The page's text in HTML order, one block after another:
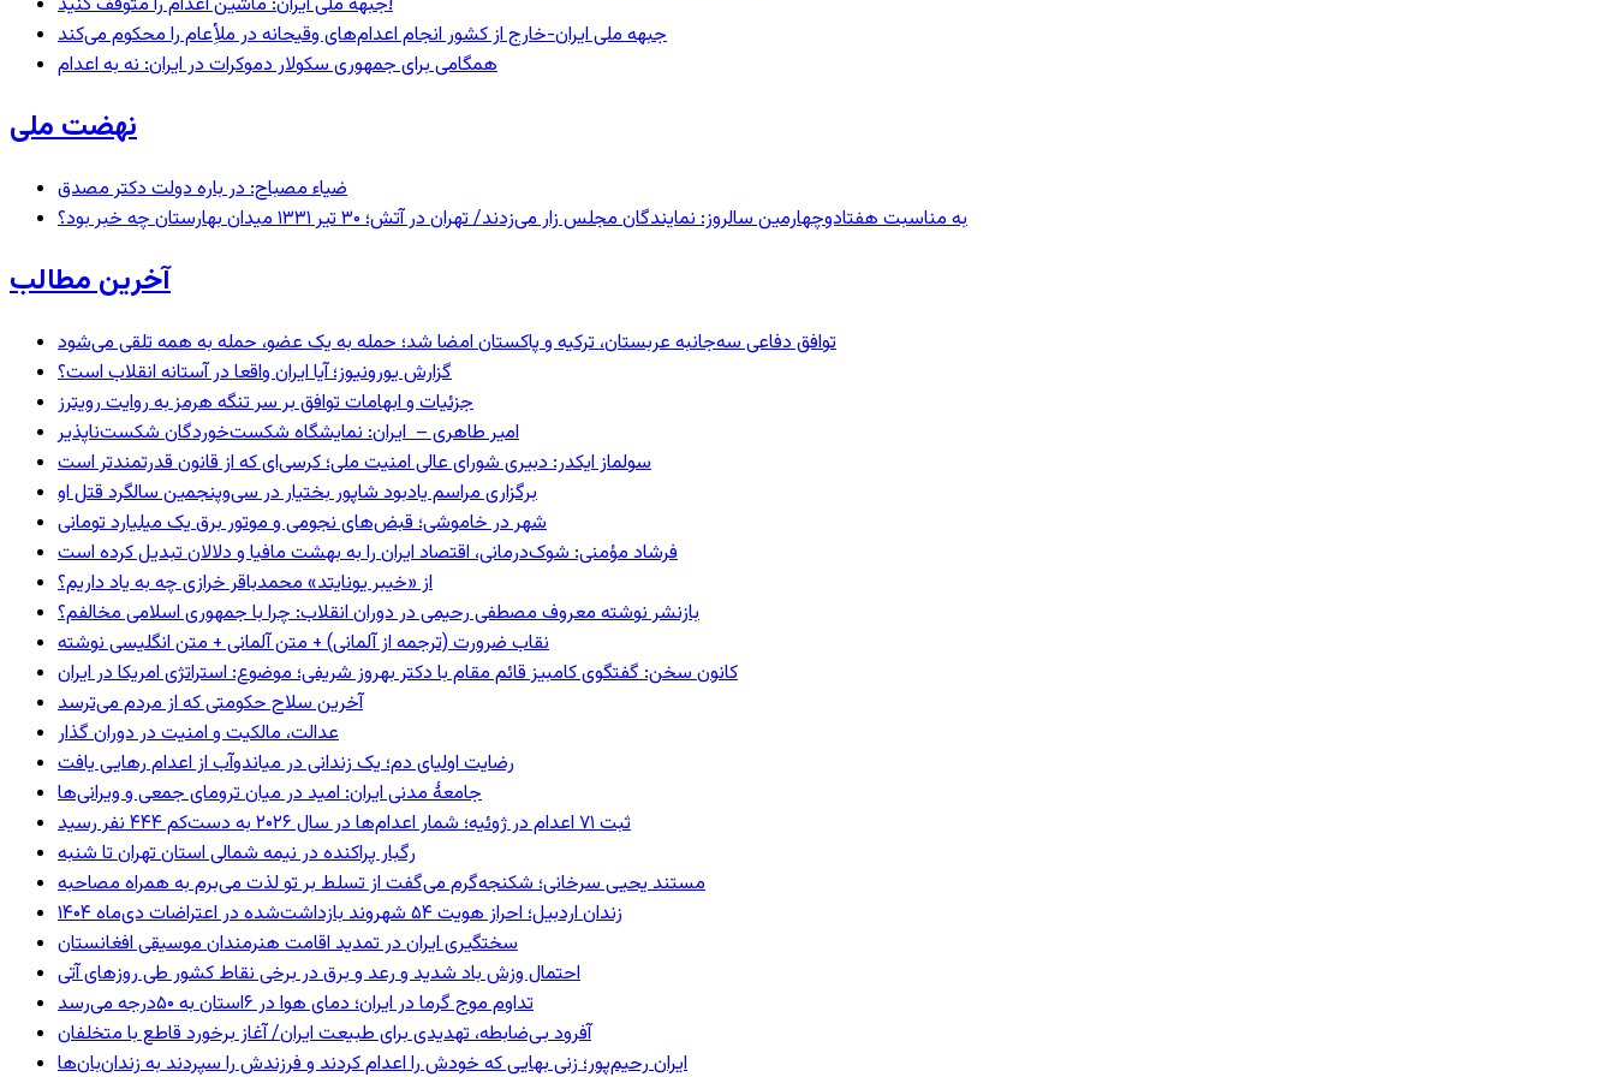
جبهه ملی ایران-خارج از کشور انجام اعدام‌های وقیحانه در ملأِعام را محکوم می‌کند
همگامی برای جمهوری سکولار دموکرات در ایران: نه به اعدام
نهضت ملی
ضیاء مصباح: در باره دولت دکتر مصدق
به مناسبت هفتادوچهارمین سالروز: نمایندگان مجلس زار می‌زدند/ تهران در آتش؛ ۳۰ تیر ۱۳۳۱ میدان بهارستان چه خبر بود؟
آخرین مطالب
توافق دفاعی سه‌جانبه عربستان، ترکیه و پاکستان امضا شد؛ حمله به یک عضو، حمله به همه تلقی می‌شود
گزارش یورونیوز؛ آیا ایران واقعا در آستانه انقلاب است؟
جزئیات و ابهامات توافق بر سر تنگه هرمز به روایت رویترز
امیر طاهری – ایران: نمایشگاه شکست‌خوردگان شکست‌ناپذیر
سولماز ایکدر: دبیری شورای عالی امنیت ملی؛ کرسی‌ای که از قانون قدرتمندتر است
برگزاری مراسم یادبود شاپور بختیار در سی‌وپنجمین سالگرد قتل او
شهر در خاموشی؛ قبض‌های نجومی و موتور برق یک میلیارد تومانی
فرشاد مؤمنی: شوک‌درمانی، اقتصاد ایران را به بهشت مافیا و دلالان تبدیل کرده است
از «خیبر یونایتد» محمدباقر خرازی چه به یاد داریم؟
بازنشر نوشته معروف مصطفی رحیمی در دوران انقلاب: چرا با جمهوری اسلامی مخالفم؟
نقاب ضرورت (ترجمه از آلمانی) + متن آلمانی + متن انگلیسی نوشته
کانون سخن: گفتگوی کامبیز قائم مقام با دکتر بهروز شریفی؛ موضوع: استراتژی امریکا در ایران
آخرین سلاح حکومتی که از مردم می‌ترسد
عدالت، مالکیت و امنیت در دوران گذار
رضایت اولیای دم؛ یک زندانی در میاندوآب از اعدام رهایی یافت
جامعهٔ مدنی ایران: امید در میان ترومای جمعی و ویرانی‌ها
ثبت ۷۱ اعدام در ژوئیه؛ شمار اعدام‌ها در سال ۲۰۲۶ به دست‌کم ۴۴۴ نفر رسید
رگبار پراکنده در نیمه شمالی استان تهران تا شنبه
مستند یحیی سرخانی؛ شکنجه‌گرم می‌گفت از تسلط بر تو لذت می‌برم به همراه مصاحبه
زندان اردبیل؛ احراز هویت ۵۴ شهروند بازداشت‌شده در اعتراضات دی‌ماه ۱۴۰۴
سختگیری ایران در تمدید اقامت هنرمندان موسیقی افغانستان
احتمال وزش باد شدید و رعد و برق در برخی نقاط کشور طی روزهای آتی
تداوم موج گرما در ایران؛ دمای هوا در ۶استان به ۵۰درجه می‌رسد
آفرود بی‌ضابطه، تهدیدی برای طبیعت ایران/ آغاز برخورد قاطع با متخلفان
ایران رحیم‌پور؛ زنی بهایی که خودش را اعدام کردند و فرزندش را سپردند به زندان‌بان‌ها